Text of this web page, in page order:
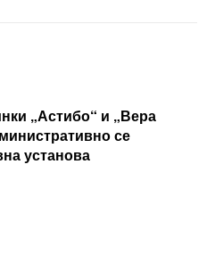
„Астибо“ и „Вера
се
установа